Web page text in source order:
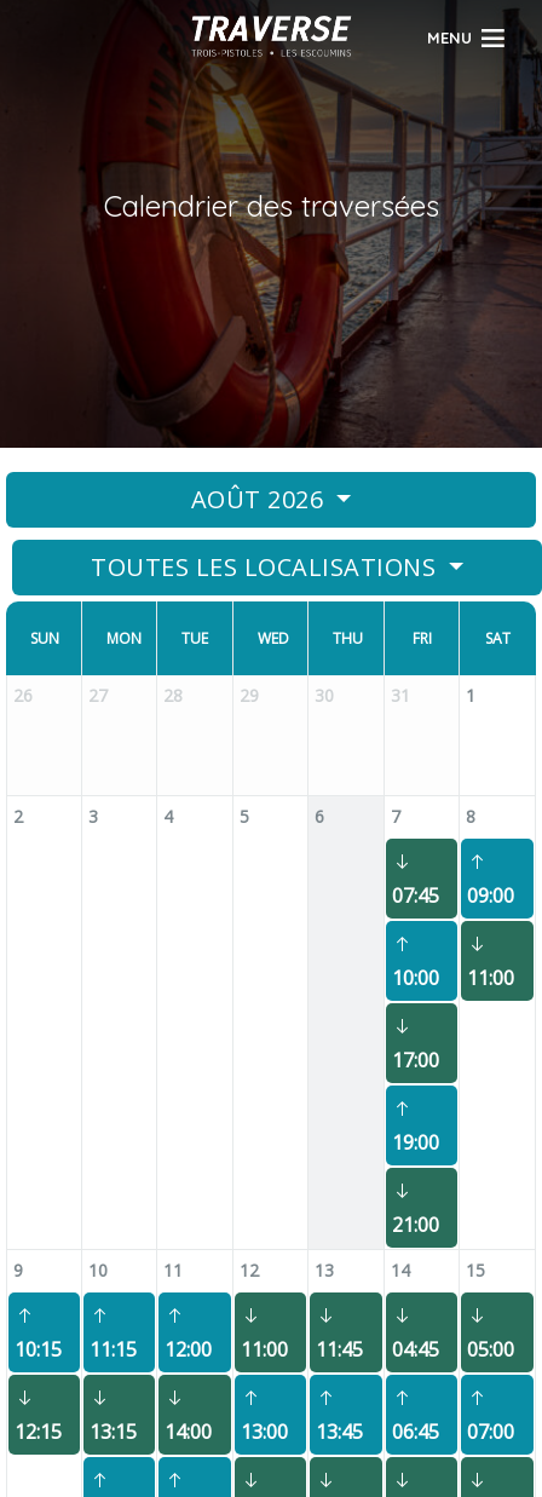
MENU
Calendrier des traversées
AOÛT 2026
TOUTES LES LOCALISATIONS
SUN MON TUE WED THU FRI SAT
26 27 28 29 30 31 1
2 3 4 5 6 7
07:45
10:00
17:00
19:00
21:00
8
09:00
11:00
9
10:15
12:15
10
11:15
13:15
11
12:00
14:00
12
11:00
13:00
13
11:45
13:45
14
04:45
06:45
15
05:00
07:00